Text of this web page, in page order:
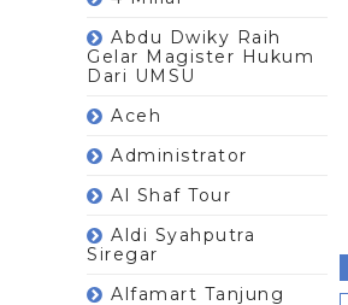
Abdu Dwiky Raih
Gelar Magister Hukum
Dari UMSU
Aceh
Administrator
Al Shaf Tour
Aldi Syahputra
Siregar
Alfamart Tanjung